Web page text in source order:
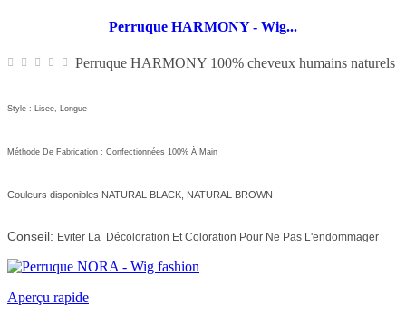
Perruque HARMONY - Wig...
Perruque HARMONY 100% cheveux humains naturels
Style : LiseE, Longue
M ÉThode De Fabrication : ConfectionnÉes 100% À Main
Couleurs disponibles NATURAL BLACK, NATURAL BROWN
Conseil: Eviter La Décoloration Et Coloration Pour Ne Pas L'endommager
Aperçu rapide